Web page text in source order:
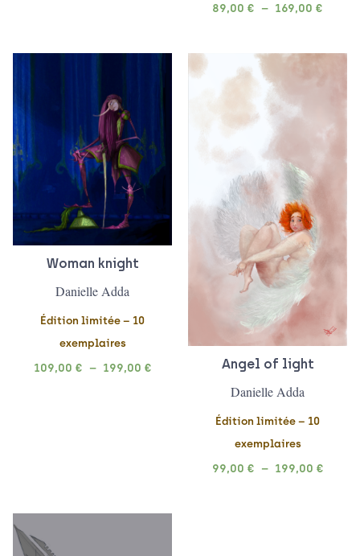
89,00 € – 169,00 €
Woman knight
Danielle Adda
Édition limitée – 10
exemplaires
109,00 € – 199,00 €
de
prix :
Angel of light
Danielle Adda
Édition limitée – 10
exemplaires
99,00 € – 199,00 €
99,00